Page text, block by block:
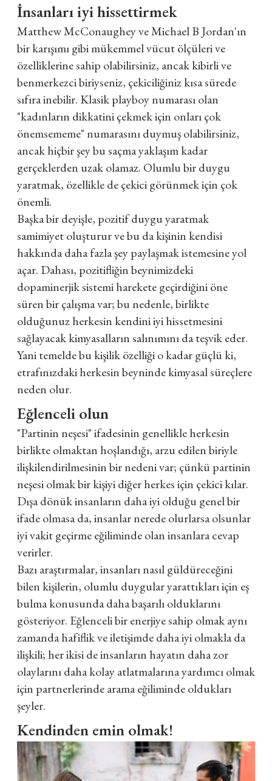
İnsanları iyi hissettirmek
Matthew McConaughey ve Michael B Jordan'ın
bir karışımı gibi mükemmel vücut ölçüleri ve
özelliklerine sahip olabilirsiniz, ancak kibirli ve
benmerkezci biriyseniz, çekiciliğiniz kısa sürede
sıfıra inebilir. Klasik playboy numarası olan
"kadınların dikkatini çekmek için onları çok
önemsememe" numarasını duymuş olabilirsiniz,
ancak hiçbir şey bu saçma yaklaşım kadar
gerçeklerden uzak olamaz. Olumlu bir duygu
yaratmak, özellikle de çekici görünmek için çok
önemli.
Başka bir deyişle, pozitif duygu yaratmak
samimiyet oluşturur ve bu da kişinin kendisi
hakkında daha fazla şey paylaşmak istemesine yol
açar. Dahası, pozitifliğin beynimizdeki
dopaminerjik sistemi harekete geçirdiğini öne
süren bir çalışma var; bu nedenle, birlikte
olduğunuz herkesin kendini iyi hissetmesini
sağlayacak kimyasalların salınımını da teşvik eder.
Yani temelde bu kişilik özelliği o kadar güçlü ki,
etrafınızdaki herkesin beyninde kimyasal süreçlere
neden olur.
Eğlenceli olun
"Partinin neşesi" ifadesinin genellikle herkesin
birlikte olmaktan hoşlandığı, arzu edilen biriyle
ilişkilendirilmesinin bir nedeni var; çünkü partinin
neşesi olmak bir kişiyi diğer herkes için çekici kılar.
Dışa dönük insanların daha iyi olduğu genel bir
ifade olmasa da, insanlar nerede olurlarsa olsunlar
iyi vakit geçirme eğiliminde olan insanlara cevap
verirler.
Bazı araştırmalar, insanları nasıl güldüreceğini
bilen kişilerin, olumlu duygular yarattıkları için eş
bulma konusunda daha başarılı olduklarını
gösteriyor. Eğlenceli bir enerjiye sahip olmak aynı
zamanda hafiflik ve iletişimde daha iyi olmakla da
ilişkili; her ikisi de insanların hayatın daha zor
olaylarını daha kolay atlatmalarına yardımcı olmak
için partnerlerinde arama eğiliminde oldukları
şeyler.
Kendinden emin olmak!